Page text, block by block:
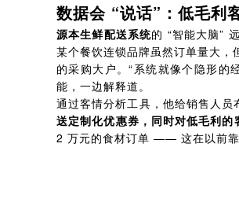
数据会 “说话”：低毛利
源本生鲜配送系统的 “智能大脑”
某个餐饮连锁品牌虽然订单量大
的采购大户。“系统就像个隐形的
能，一边解释道。
通过客情分析工具，他给销售人员
送定制化优惠券，同时对低毛利的
2 万元的食材订单 —— 这在以前靠